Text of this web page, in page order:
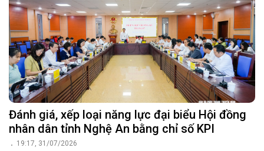
Đánh giá, xếp loại năng lực đại biểu Hội đồng
nhân dân tỉnh Nghệ An bằng chỉ số KPI
19:17, 31/07/2026